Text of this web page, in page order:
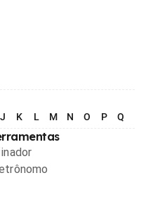
J K L M N O P Q